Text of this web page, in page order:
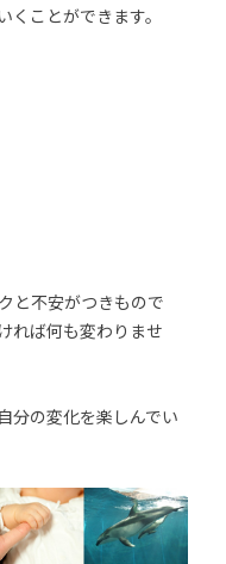
ことができます。
と不安がつきもので
れば何も変わりませ
分の変化を楽しんでい